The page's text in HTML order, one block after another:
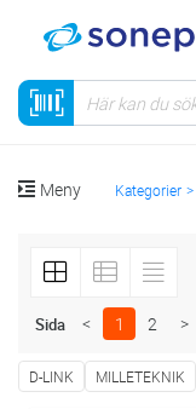
Meny Kategorier
Sida < 1 2 >
D-LINK MILLETEKNIK